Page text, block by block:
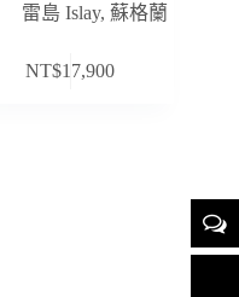
雷島 Islay, 蘇格蘭
NT$17,900